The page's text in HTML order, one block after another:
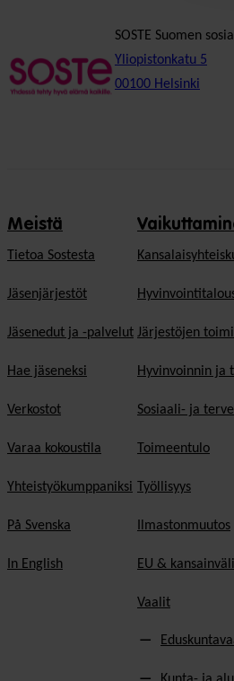
SOSTE Suomen
Yliopistonkatu 5
00100 Helsinki
Meistä
Tietoa Sostesta
Jäsenjärjestöt
Jäsenedut ja -palvelut
Hae jäseneksi
Verkostot
Varaa kokoustila
Yhteistyökumppaniksi
På Svenska
In English
Järjestöjen
Hyvinvoinnin ja
Sosiaali- ja
Toimeentulo
Työllisyys
Ilmastonmuutos
EU &
Vaalit